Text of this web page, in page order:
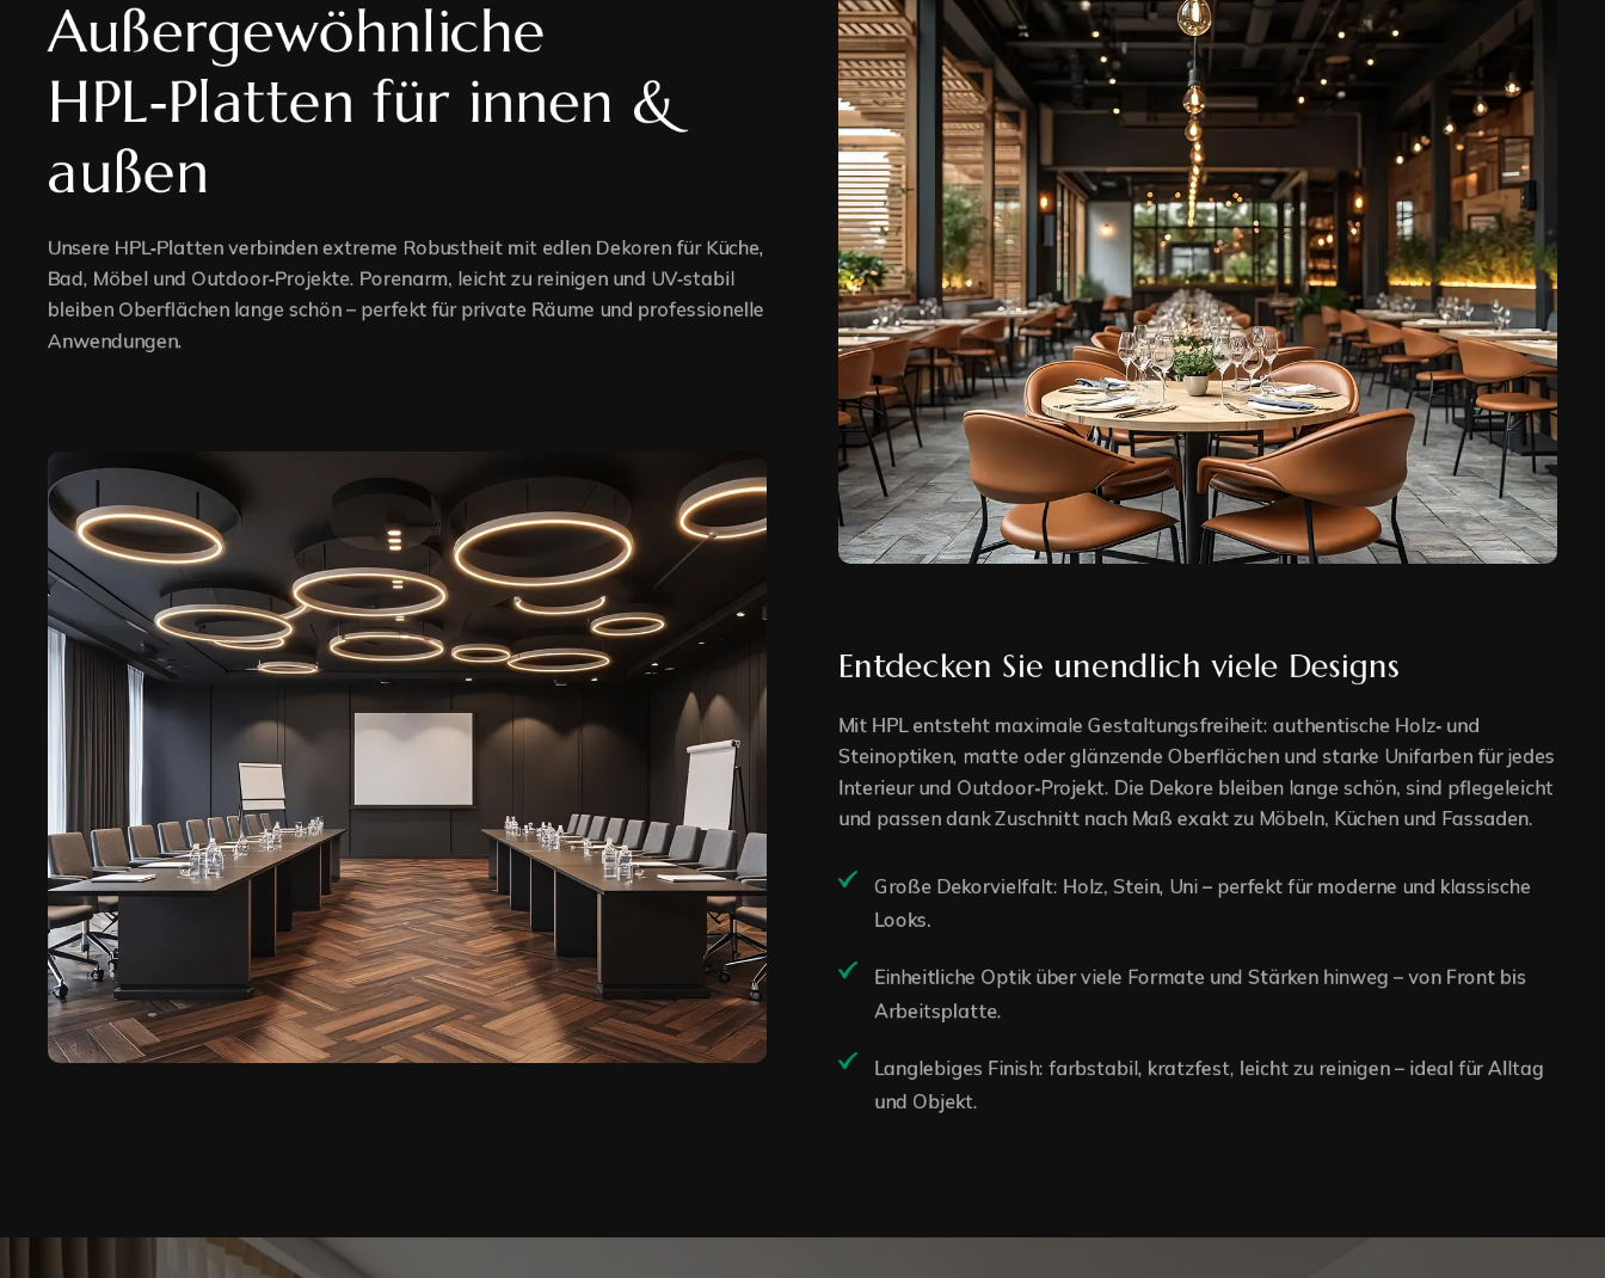
No Sidebar
Blog List Style
Right Sidebar
Left Sidebar
Register Page
Home 1
Home 2
Home 3
Home 4
Home 5
RTL Version
Außergewöhnliche
HPL‑Platten für innen &
außen
Unsere HPL‑Platten verbinden extreme Robustheit mit edlen Dekoren für Küche,
Bad, Möbel und Outdoor‑Projekte. Porenarm, leicht zu reinigen und UV‑stabil
bleiben Oberflächen lange schön – perfekt für private Räume und professionelle
Anwendungen.
Entdecken Sie unendlich viele Designs
Mit HPL entsteht maximale Gestaltungsfreiheit: authentische Holz‑ und
Steinoptiken, matte oder glänzende Oberflächen und starke Unifarben für jedes
Interieur und Outdoor‑Projekt. Die Dekore bleiben lange schön, sind pflegeleicht
und passen dank Zuschnitt nach Maß exakt zu Möbeln, Küchen und Fassaden.
Große Dekorvielfalt: Holz, Stein, Uni – perfekt für moderne und klassische
Looks.
Einheitliche Optik über viele Formate und Stärken hinweg – von Front bis
Arbeitsplatte.
Langlebiges Finish: farbstabil, kratzfest, leicht zu reinigen – ideal für Alltag
und Objekt.